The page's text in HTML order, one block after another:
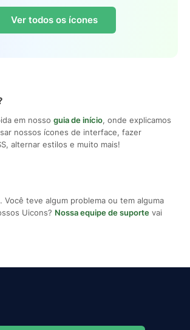
Ver todos os ícones
em nosso guia de início, onde explicamos
nossos ícones de interface, fazer
alternar estilos e muito mais!
Você teve algum problema ou tem alguma
Uicons? Nossa equipe de suporte vai